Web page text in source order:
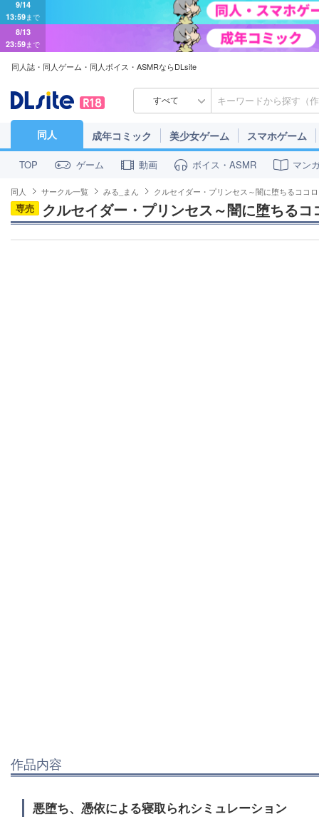
8/13
23:59まで
同人誌・同人ゲーム・同人ボイス・ASMRならDLsite
すべて
同人 成年コミック 美少女ゲーム スマホゲーム
TOP ゲーム 動画 ボイス・ASMR マン
同人 サークル一覧 みる_まん クルセイダー・プリンセス～闇に堕ちるココ
専売 クルセイダー・プリンセス～闇に堕ちるコ
作品内容
悪堕ち、憑依による寝取られシミュレーション